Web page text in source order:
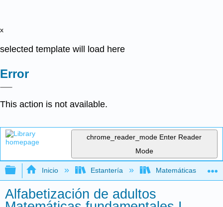
x
selected template will load here
Error
This action is not available.
chrome_reader_mode Enter Reader
Mode
Expandir/contraer jerarquía global
Inicio Estantería Matemáticas
Alfabetización de adultos